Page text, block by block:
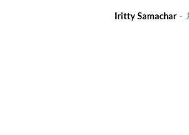
Iritty Samachar -